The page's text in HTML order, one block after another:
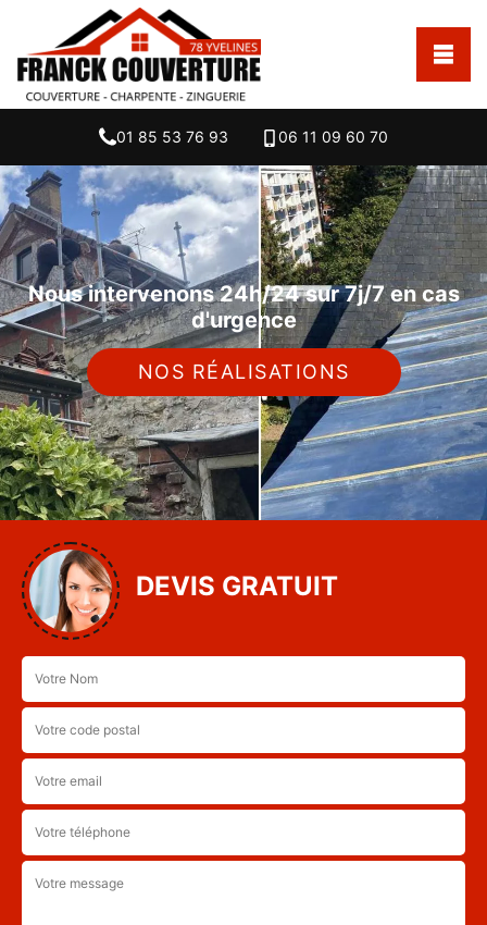
01 85 53 76 93 06 11 09 60 70
Nous intervenons 24h/24 sur 7j/7 en cas
d'urgence
NOS RÉALISATIONS
DEVIS GRATUIT